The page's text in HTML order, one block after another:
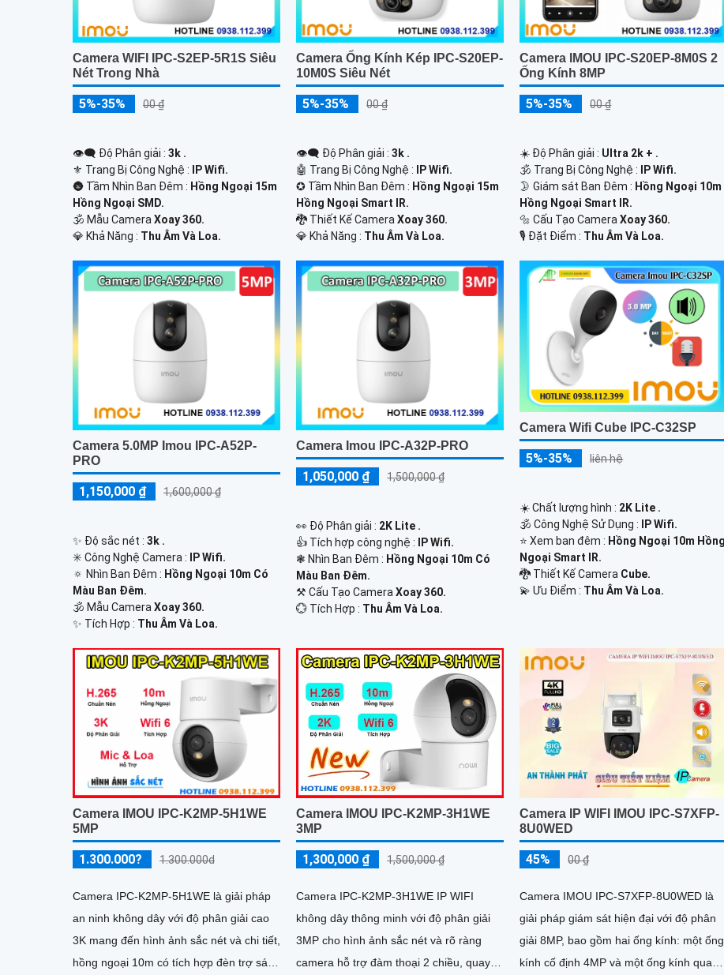
Camera WIFI IPC-S2EP-5R1S Siêu
Nét Trong Nhà
5%-35% 00 ₫
👁️‍🗨 Độ Phân giải : 3k .
⚜️ Trang Bị Công Nghệ :
IP Wifi.
🌚 Tầm Nhìn Ban Đêm : Hồng Ngoại 15m
Hồng Ngoại SMD.
🕉️ Mẫu Camera Xoay 360.
️💎 Khả Năng : Thu Âm Và Loa.
Camera Ống Kính Kép IPC-S20EP-
10M0S Siêu Nét
5%-35% 00 ₫
👁️‍🗨 Độ Phân giải :3k .
🤖️ Trang Bị Công Nghệ :
IP Wifi.
✪ Tầm Nhìn Ban Đêm : Hồng Ngoại 15m
Hồng Ngoại Smart IR.
🐉️ Thiết Kế CameraXoay 360.
️💎 Khả Năng : Thu Âm Và Loa.
Camera IMOU IPC-S20EP-8M0S 2
Ống Kính 8MP
5%-35% 00 ₫
☀️ Độ Phân giải : Ultra 2k + .
🕉️ Trang Bị Công Nghệ :
IP Wifi.
🌛 Giám sát Ban Đêm : Hồng Ngoại 10m
Hồng Ngoại Smart IR.
🔩 Cấu Tạo CameraXoay 360.
️🎙 Đặt Điểm : Thu Âm Và Loa.
Camera 5.0MP Imou IPC-A52P-
PRO
1,150,000 ₫ 1,600,000 ₫
✨ Độ sắc nét : 3k .
✳️ Công Nghệ Camera :
IP Wifi.
🔅 Nhìn Ban Đêm : Hồng Ngoại 10m Có
Màu Ban Ðêm.
🕉️ Mẫu CameraXoay 360.
️✨ Tích Hợp : Thu Âm Và Loa.
Camera Imou IPC-A32P-PRO
1,050,000 ₫ 1,500,000 ₫
️👀 Độ Phân giải : 2K Lite .
👍 Tích hợp công nghệ :
IP Wifi.
❃ Nhìn Ban Đêm : Hồng Ngoại 10m Có
Màu Ban Ðêm.
⚒ Cấu Tạo CameraXoay 360.
️💮 Tích Hợp : Thu Âm Và Loa.
Camera Wifi Cube IPC-C32SP
5%-35% liên hệ
☀️ Chất lượng hình : 2K Lite .
🕉️ Công Nghệ Sử Dụng : IP Wifi.
⭐ Xem ban đêm : Hồng Ngoại 10m Hồng
Ngoại Smart IR.
🐉️ Thiết Kế Camera Cube.
️💫 Ưu Điểm : Thu Âm Và Loa.
Camera IMOU IPC-K2MP-5H1WE
5MP
1.300.000? 1.300.000d
Camera IPC-K2MP-5H1WE là giải pháp
an ninh không dây với độ phân giải cao
3K mang đến hình ảnh sắc nét và chi tiết,
hồng ngoại 10m có tích hợp đèn trợ sáng
Camera IMOU IPC-K2MP-3H1WE
3MP
1,300,000 ₫ 1,500,000 ₫
Camera IPC-K2MP-3H1WE IP WIFI
không dây thông minh với độ phân giải
3MP cho hình ảnh sắc nét và rõ ràng
camera hỗ trợ đàm thoại 2 chiều, quay
Camera IP WIFI IMOU IPC-S7XFP-
8U0WED
45% 00 ₫
Camera IMOU IPC-S7XFP-8U0WED là
giải pháp giám sát hiện đại với độ phân
giải 8MP, bao gồm hai ống kính: một ống
kính cố định 4MP và một ống kính quay